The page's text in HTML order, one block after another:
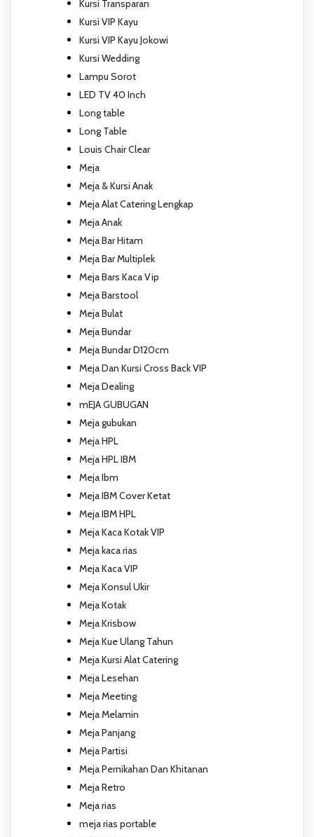
Kursi Transparan
Kursi VIP Kayu
Kursi VIP Kayu Jokowi
Kursi Wedding
Lampu Sorot
LED TV 40 Inch
Long table
Long Table
Louis Chair Clear
Meja
Meja & Kursi Anak
Meja Alat Catering Lengkap
Meja Anak
Meja Bar Hitam
Meja Bar Multiplek
Meja Bars Kaca Vip
Meja Barstool
Meja Bulat
Meja Bundar
Meja Bundar D120cm
Meja Dan Kursi Cross Back VIP
Meja Dealing
mEJA GUBUGAN
Meja gubukan
Meja HPL
Meja HPL IBM
Meja Ibm
Meja IBM Cover Ketat
Meja IBM HPL
Meja Kaca Kotak VIP
Meja kaca rias
Meja Kaca VIP
Meja Konsul Ukir
Meja Kotak
Meja Krisbow
Meja Kue Ulang Tahun
Meja Kursi Alat Catering
Meja Lesehan
Meja Meeting
Meja Melamin
Meja Panjang
Meja Partisi
Meja Pernikahan Dan Khitanan
Meja Retro
Meja rias
meja rias portable